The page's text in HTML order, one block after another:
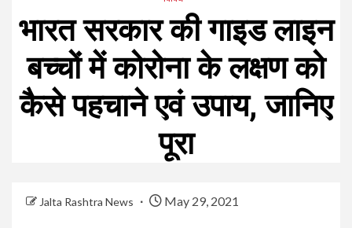
भारत सरकार की गाइड लाइन
बच्चों में कोरोना के लक्षण को
कैसे पहचाने एवं उपाय, जानिए
पूरा
Jalta Rashtra News May 29, 2021